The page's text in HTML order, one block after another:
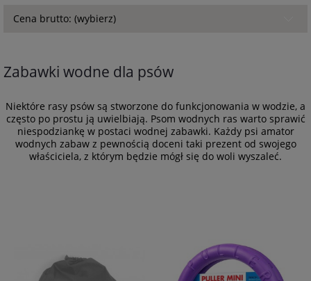
Cena brutto: (wybierz)
Zabawki wodne dla psów
Niektóre rasy psów są stworzone do funkcjonowania w wodzie, a
często po prostu ją uwielbiają. Psom wodnych ras warto sprawić
niespodziankę w postaci wodnej zabawki. Każdy psi amator
wodnych zabaw z pewnością doceni taki prezent od swojego
właściciela, z którym będzie mógł się do woli wyszaleć.